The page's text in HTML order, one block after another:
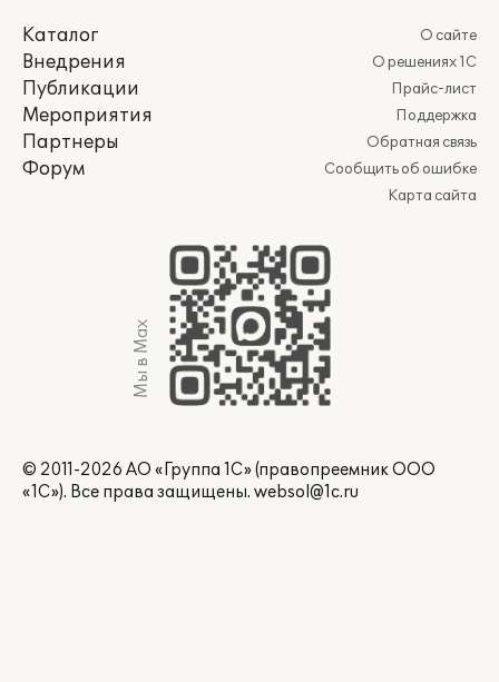
Каталог
Внедрения
Публикации
Мероприятия
Партнеры
Форум
О сайте
О решениях 1С
Прайс-лист
Поддержка
Обратная связь
Сообщить об ошибке
Карта сайта
Мы в Max
© 2011-2026 АО «Группа 1С» (правопреемник ООО
«1С»). Все права защищены. websol@1c.ru